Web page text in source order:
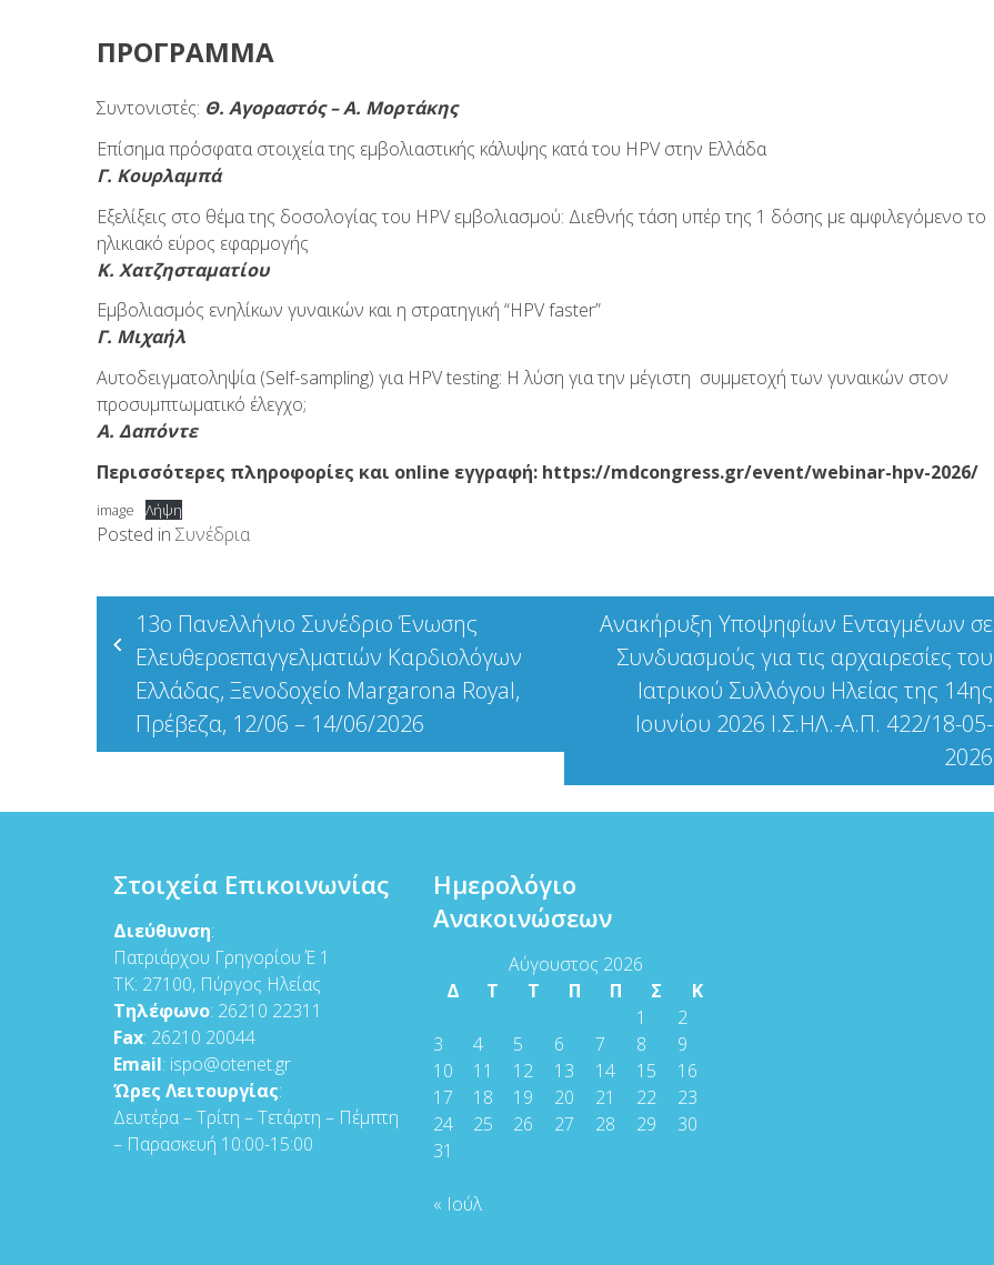
ΠΡΟΓΡΑΜΜΑ
Συντονιστές: Θ. Αγοραστός – Α. Μορτάκης
Επίσημα πρόσφατα στοιχεία της εμβολιαστικής κάλυψης κατά του HPV στην Ελλάδα
Γ. Κουρλαμπά
Εξελίξεις στο θέμα της δοσολογίας του HPV εμβολιασμού: Διεθνής τάση υπέρ της 1 δόσης με αμφιλεγόμενο το
ηλικιακό εύρος εφαρμογής
Κ. Χατζησταματίου
Εμβολιασμός ενηλίκων γυναικών και η στρατηγική “HPV faster”
Γ. Μιχαήλ
Αυτοδειγματοληψία (Self-sampling) για HPV testing: H λύση για την μέγιστη συμμετοχή των γυναικών στον
προσυμπτωματικό έλεγχο;
Α. Δαπόντε
Περισσότερες πληροφορίες και online εγγραφή: https://mdcongress.gr/event/webinar-hpv-2026/
image Λήψη
Posted in Συνέδρια
Πλοήγηση
άρθρων
13o Πανελλήνιο Συνέδριο Ένωσης
Ελευθεροεπαγγελματιών Καρδιολόγων
Ελλάδας, Ξενοδοχείο Margarona Royal,
Πρέβεζα, 12/06 – 14/06/2026
Ανακήρυξη Υποψηφίων Ενταγμένων σε
Συνδυασμούς για τις αρχαιρεσίες του
Ιατρικού Συλλόγου Ηλείας της 14ης
Ιουνίου 2026 Ι.Σ.ΗΛ.-Α.Π. 422/18-05-
2026
Στοιχεία Επικοινωνίας
Διεύθυνση:
Πατριάρχου Γρηγορίου Έ 1
ΤΚ: 27100, Πύργος Ηλείας
Τηλέφωνο: 26210 22311
Fax: 26210 20044
Email: ispo@otenet.gr
Ώρες Λειτουργίας:
Δευτέρα – Τρίτη – Τετάρτη – Πέμπτη
– Παρασκευή 10:00-15:00
Ημερολόγιο
Ανακοινώσεων
Αύγουστος 2026
Δ
Τ Τ Π Π Σ
Κ
1
2
3
4 5 6 7 8
9
10
11 12 13 14 15
16
17
18 19 20 21 22
23
24
25 26 27 28 29
30
31
« Ιούλ